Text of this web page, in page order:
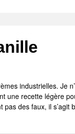
industrielles. Je
une recette légère
des faux, il